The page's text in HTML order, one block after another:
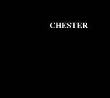
CHESTER